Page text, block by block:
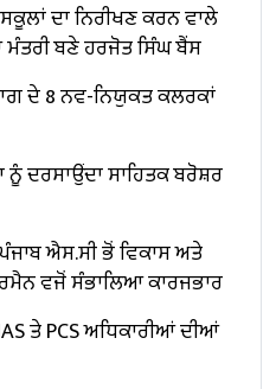
ਦਾ ਨਿਰੀਖਣ ਕਰਨ ਵਾਲੇ
ਬਣੇ ਹਰਜੋਤ ਸਿੰਘ ਬੈਂਸ
ਦੇ 8 ਨਵ-ਨਿਯੁਕਤ ਕਲਰਕਾਂ
ਨੂੰ ਦਰਸਾਉਂਦਾ ਸਾਹਿਤਕ ਬਰੋਸ਼ਰ
ਐਸ.ਸੀ ਭੋਂ ਵਿਕਾਸ ਅਤੇ
ਵਜੋਂ ਸੰਭਾਲਿਆ ਕਾਰਜਭਾਰ
ਤੇ PCS ਅਧਿਕਾਰੀਆਂ ਦੀਆਂ